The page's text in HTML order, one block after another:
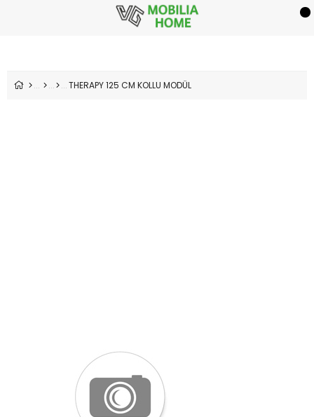
THERAPY 125 CM KOLLU MODÜL